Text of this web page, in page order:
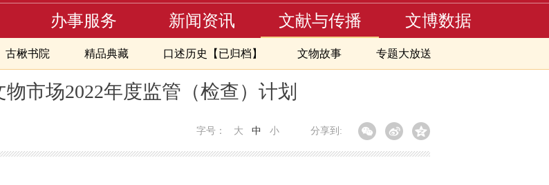
办事服务 新闻资讯 文献与传播
古楸书院 精品典藏 口述历史【已归档】 文物故事 专题大放送
文博数据
划
市场2022年度监管（检查）计划
分享到:
字号： 大 中 小